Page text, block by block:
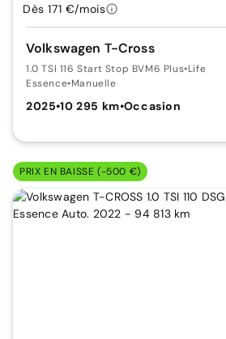
Volkswagen T-Cross
1.0 TSI 116 Start Stop BVM6 Plus•Life
Essence•Manuelle
2025•10 295 km•Occasion
Dès 171 €/mois
PRIX EN BAISSE (-500 €)